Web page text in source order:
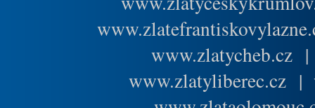
www.zlatycheb.cz
www.zlatyliberec.cz |